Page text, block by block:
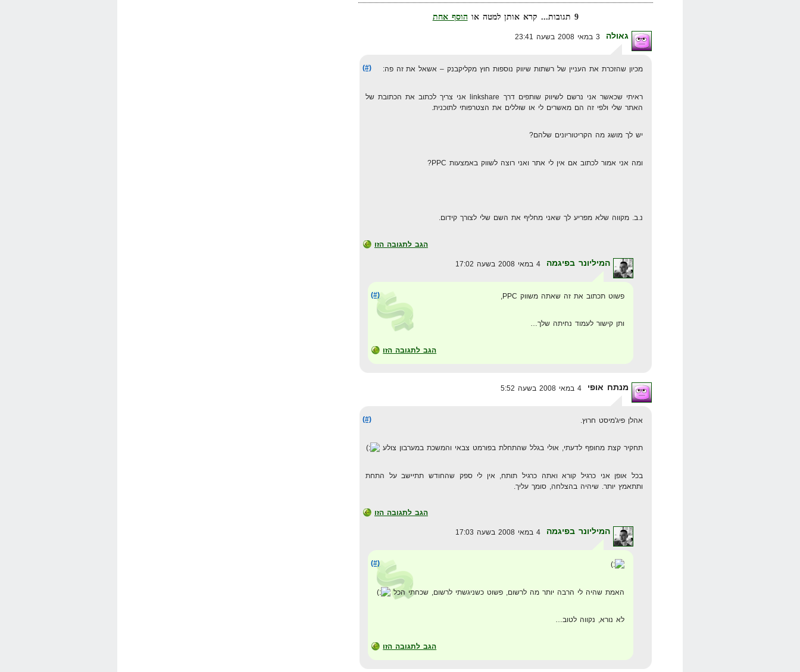
9 תגובות... קרא אותן למטה או
הוסף אחת
גאולה
(#) מכיון שהזכרת את העניין של רשתות שיווק נוספות חוץ מקליקבנק – אשאל את זה פה:
ראיתי שכאשר אני נרשם לשיווק שותפים דרך linkshare אני צריך לכתוב את הכתובת של
האתר שלי ולפי זה הם מאשרים לי או שוללים את הצטרפותי לתוכנית.
יש לך מושג מה הקריטוריונים שלהם?
ומה אני אמור לכתוב אם אין לי אתר ואני רוצה לשווק באמצעות PPC?
נ.ב. מקווה שלא מפריע לך שאני מחליף את השם שלי לצורך קידום.
הגב לתגובה הזו
המיליונר בפיגמה
(#) פשוט תכתוב את זה שאתה משווק PPC,
ותן קישור לעמוד נחיתה שלך…
הגב לתגובה הזו
מנתח אופי
(#) אהלן פיג'מיסט חרוץ.
תחקיר קצת מחופף לדעתי, אולי בגלל שהתחלת בפורמט צבאי והמשכת במערבון צולע
בכל אופן אני כרגיל קורא ואתה כרגיל תותח, אין לי ספק שהחודש תתיישב על התחת
ותתאמץ יותר. שיהיה בהצלחה, סומך עליך.
הגב לתגובה הזו
המיליונר בפיגמה
(#)
האמת שהיה לי הרבה יותר מה לרשום, פשוט כשניגשתי לרשום, שכחתי הכל
לא נורא, נקווה לטוב…
הגב לתגובה הזו